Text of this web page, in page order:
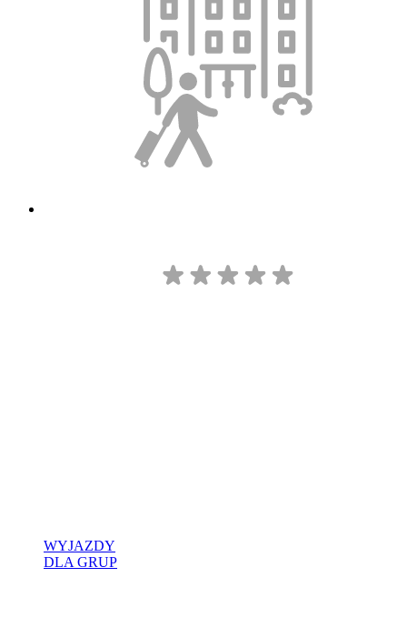
WYJAZDY
DLA GRUP